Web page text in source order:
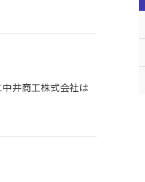
井商工株式会社は